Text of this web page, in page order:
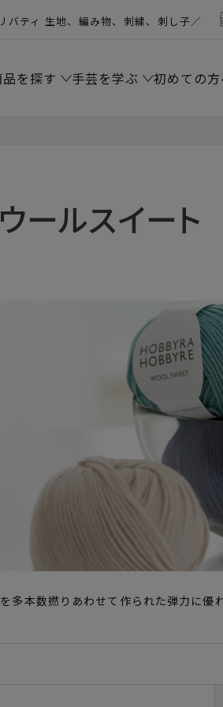
バティ 生地、編み物、刺繍、刺し子／
品を探す 手芸を学ぶ 初めての方
ウールスイート
多本数撚りあわせて作られた弾力に